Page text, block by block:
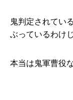
鬼判定されてい
ぶっているわけ
本当は鬼軍曹役